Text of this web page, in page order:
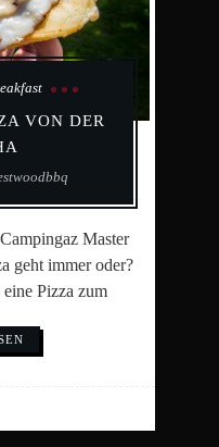
VON DER
Master
geht immer oder?
Pizza zum